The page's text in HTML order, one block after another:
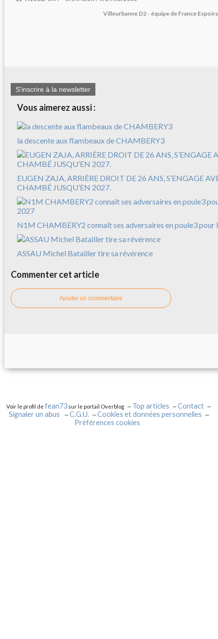
Villeurbanne D2 - équipe de France
S'inscrire à la newsletter
Vous aimerez aussi :
la descente aux flambeaux de CHAMBERY3
EUGEN ZAJA, ARRIÈRE DROIT DE 26 ANS, S’ENGAGE
CHAMBÉ JUSQU’EN 2027.
N1M CHAMBERY2 connaît ses adversaires en poule3 pour
ASSAU Michel Batailler tire sa révérence
Commenter cet article
Ajouter un commentaire
Voir le profil defean73 sur le portail Overblog Top articles
Contact
Signaler un abus
C.G.U.
Cookies et données personnelles
Préférences cookies